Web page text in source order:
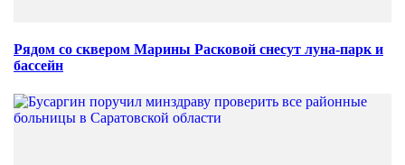
Рядом со сквером Марины Расковой снесут луна-парк и
бассейн